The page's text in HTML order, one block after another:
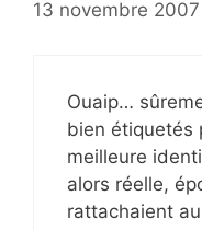
13 novembre
Ouaip…
bien étiquetés
meilleure
alors réelle,
rattachaient